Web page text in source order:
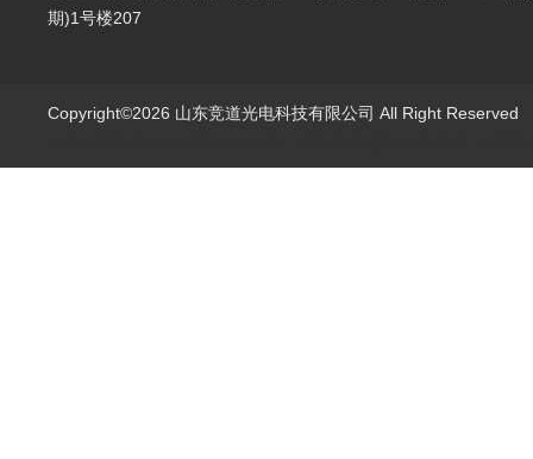
期)1号楼207
Copyright©2026 山东竞道光电科技有限公司 All Right